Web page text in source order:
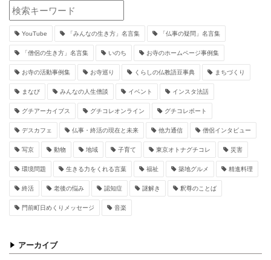
YouTube 「みんなの生き方」名言集 「仏事の疑問」名言集
「僧侶の生き方」名言集 いのち お寺のホームページ事例集
お寺の活動事例集 お寺巡り くらしの仏教語豆事典 まちづくり
まなび みんなの人生僧談 イベント インスタ法話
グチアーカイブス グチコレオンライン グチコレポート
デスカフェ 仏事・終活の現在と未来 他力通信 僧侶インタビュー
写京 動物 地域 子育て 東京オトナグチコレ 災害
環境問題 生きる力をくれる言葉 福祉 築地グルメ 精進料理
終活 老後の悩み 認知症 謎解き 釈尊のことば
門前町日めくりメッセージ 音楽
アーカイブ